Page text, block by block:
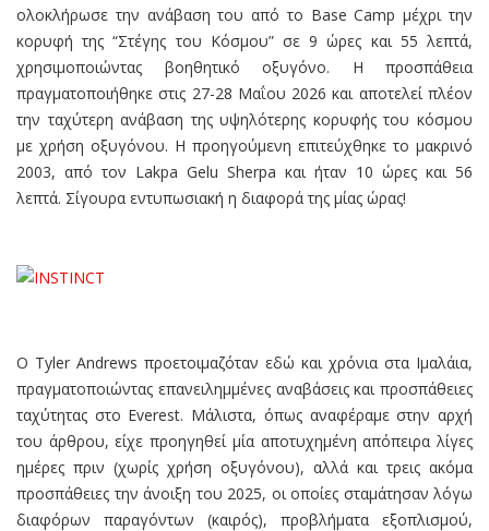
ολοκλήρωσε την ανάβαση του από το Base Camp μέχρι την
κορυφή της “Στέγης του Κόσμου” σε 9 ώρες και 55 λεπτά,
χρησιμοποιώντας βοηθητικό οξυγόνο. Η προσπάθεια
πραγματοποιήθηκε στις 27-28 Μαΐου 2026 και αποτελεί πλέον
την ταχύτερη ανάβαση της υψηλότερης κορυφής του κόσμου
με χρήση οξυγόνου. Η προηγούμενη επιτεύχθηκε το μακρινό
2003, από τον Lakpa Gelu Sherpa και ήταν 10 ώρες και 56
λεπτά. Σίγουρα εντυπωσιακή η διαφορά της μίας ώρας!
Ο Tyler Andrews προετοιμαζόταν εδώ και χρόνια στα Ιμαλάια,
πραγματοποιώντας επανειλημμένες αναβάσεις και προσπάθειες
ταχύτητας στο Everest. Μάλιστα, όπως αναφέραμε στην αρχή
του άρθρου, είχε προηγηθεί μία αποτυχημένη απόπειρα λίγες
ημέρες πριν (χωρίς χρήση οξυγόνου), αλλά και τρεις ακόμα
προσπάθειες την άνοιξη του 2025, οι οποίες σταμάτησαν λόγω
διαφόρων παραγόντων (καιρός), προβλήματα εξοπλισμού,